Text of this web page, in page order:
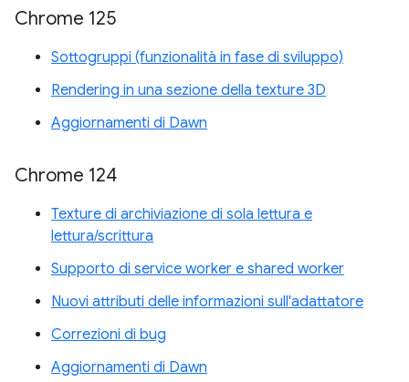
Chrome 125
Sottogruppi (funzionalità in fase di sviluppo)
Rendering in una sezione della texture 3D
Aggiornamenti di Dawn
Chrome 124
Texture di archiviazione di sola lettura e
lettura/scrittura
Supporto di service worker e shared worker
Nuovi attributi delle informazioni sull'adattatore
Correzioni di bug
Aggiornamenti di Dawn